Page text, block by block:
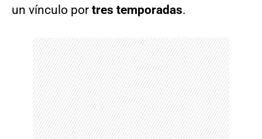
un vínculo por tres temporadas.